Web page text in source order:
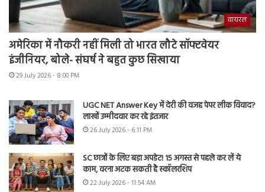
वायरल
अमेरिका में नौकरी नहीं मिली तो भारत लौटे सॉफ्टवेयर
इंजीनियर, बोले- संघर्ष ने बहुत कुछ सिखाया
29 July 2026 - 8:00 PM
UGC NET Answer Key में देरी की वजह पेपर लीक विवाद?
लाखों उम्मीदवार कर रहे इंतजार
26 July 2026 - 6:11 PM
SC छात्रों के लिए बड़ा अपडेट! 15 अगस्त से पहले कर लें ये
काम, वरना अटक सकती है स्कॉलरशिप
22 July 2026 - 11:54 AM